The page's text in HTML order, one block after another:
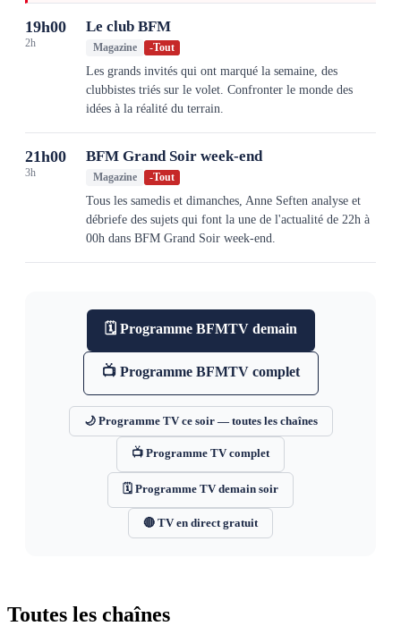
19h00
2h
Le club BFM
Magazine -Tout
Les grands invités qui ont marqué la semaine, des
clubbistes triés sur le volet. Confronter le monde des
idées à la réalité du terrain.
21h00
3h
BFM Grand Soir week-end
Magazine -Tout
Tous les samedis et dimanches, Anne Seften analyse et
débriefe des sujets qui font la une de l'actualité de 22h à
00h dans BFM Grand Soir week-end.
🗓 Programme BFMTVdemain
📺 Programme BFMTVcomplet
🌙 Programme TV ce soir — toutes les chaînes
📺 Programme TV complet
🗓 Programme TV demain soir
🔴 TV en direct gratuit
Toutes les chaînes